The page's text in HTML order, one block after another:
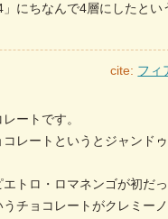
にちなんで4層にしたとい
cite: フィ
ートです。
レートというとジャンド
トロ・ロマネンゴが初だ
チョコレートがクレミー